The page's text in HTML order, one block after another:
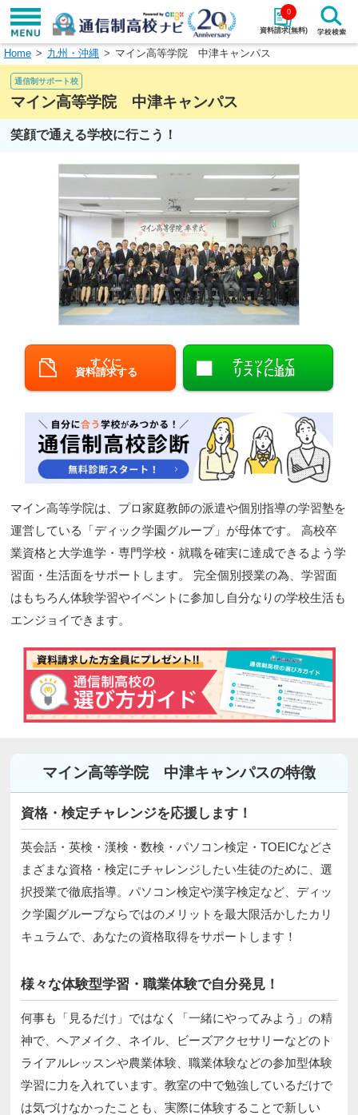
資料請求(無料)
0
学校名で探す
エリアから探す
エリアを選択して探す
北海道・東北
北陸・甲信越
中国
九州・沖縄
Home 九州・沖縄 マイン高等学院 中津キャンパス
通信制サポート校
マイン高等学院 中津キャンパス
笑顔で通える学校に行こう！
すぐに
資料請求する
チェックして
リストに追加
マイン高等学院は、プロ家庭教師の派遣や個別指導の学習塾を
運営している「ディック学園グループ」が母体です。 高校卒
業資格と大学進学・専門学校・就職を確実に達成できるよう学
習面・生活面をサポートします。 完全個別授業の為、学習面
はもちろん体験学習やイベントに参加し自分なりの学校生活も
エンジョイできます。
マイン高等学院 中津キャンパスの特徴
資格・検定チャレンジを応援します！
英会話・英検・漢検・数検・パソコン検定・TOEICなどさ
まざまな資格・検定にチャレンジしたい生徒のために、選
択授業で徹底指導。パソコン検定や漢字検定など、ディッ
ク学園グループならではのメリットを最大限活かしたカリ
キュラムで、あなたの資格取得をサポートします！
様々な体験型学習・職業体験で自分発見！
何事も「見るだけ」ではなく「一緒にやってみよう」の精
神で、ヘアメイク、ネイル、ビーズアクセサリーなどのト
ライアルレッスンや農業体験、職業体験などの参加型体験
学習に力を入れています。教室の中で勉強しているだけで
は気づけなかったことも、実際に体験することで新しい